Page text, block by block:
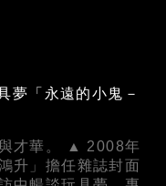
夢「永遠的小鬼－
才華。 ▲ 2008年
升」擔任雜誌封面